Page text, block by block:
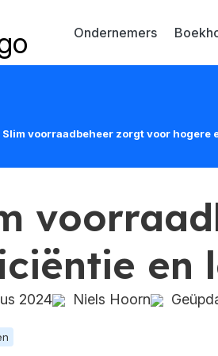
Ondernemers
Slim voorraadbeheer zorgt voor hogere
en
2024 Niels Hoorn